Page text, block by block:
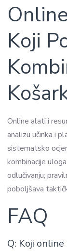
Koji
Online alati i
analizu učinka i
sistematsko
kombinacije
odlučivanju;
poboljšava
FAQ
Q: Koji